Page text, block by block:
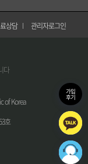
상담 관리자로그인
다
of Korea
호
가입
후기